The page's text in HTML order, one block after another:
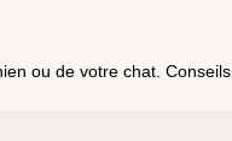
ou de votre chat. Conseils.